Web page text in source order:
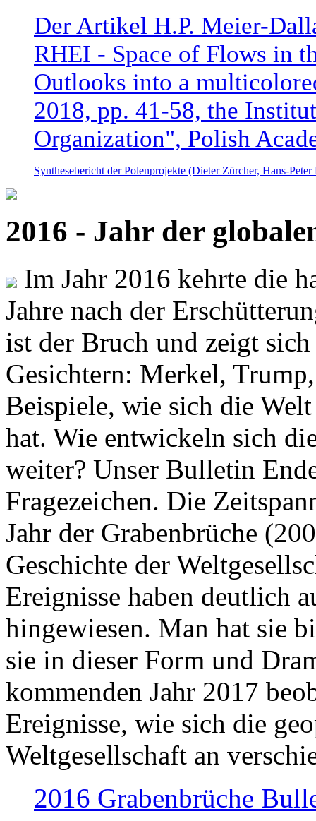
Der Artikel H.P. Meier-
RHEI - Space of Flows in
Outlooks into a
2018, pp. 41-58, the
Organization", Polish
Synthesebericht der Polenprojekte (Dieter Zürcher, Hans-
2016 - Jahr der
Im Jahr 2016 kehrte die
Jahre nach der
ist der Bruch und zeigt
Gesichtern: Merkel,
Beispiele, wie sich die
hat. Wie entwickeln sich
weiter? Unser Bulletin
Fragezeichen. Die
Jahr der Grabenbrüche
Geschichte der
Ereignisse haben deutlich
hingewiesen. Man hat sie
sie in dieser Form und
kommenden Jahr 2017
Ereignisse, wie sich die
Weltgesellschaft an
2016 Grabenbrüche